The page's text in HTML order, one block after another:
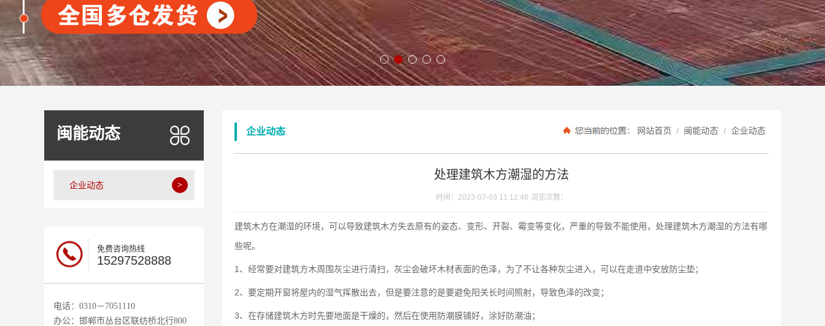
闽能动态
企业动态
免费咨询热线
15297528888
电话：0310－7051110
办公：邯郸市丛台区联纺桥北行800
企业动态 网站首页 / 闽能动态 / 企业动态
处理建筑木方潮湿的方法
时间：2023-07-03 11:12:46 浏览次数：
建筑木方在潮湿的环境，可以导致建筑木方失去原有的姿态、变形、开裂、霉变等变化，严重的导致不能使用，处理建筑木方潮湿的方法有哪
些呢。
1、经常要对建筑方木周围灰尘进行清扫，灰尘会破坏木材表面的色泽，为了不让各种灰尘进入，可以在走道中安放防尘垫；
2、要定期开窗将屋内的湿气挥散出去，但是要注意的是要避免阳关长时间照射，导致色泽的改变；
3、在存储建筑木方时先要地面是干燥的，然后在使用防潮膜铺好，涂好防潮油；